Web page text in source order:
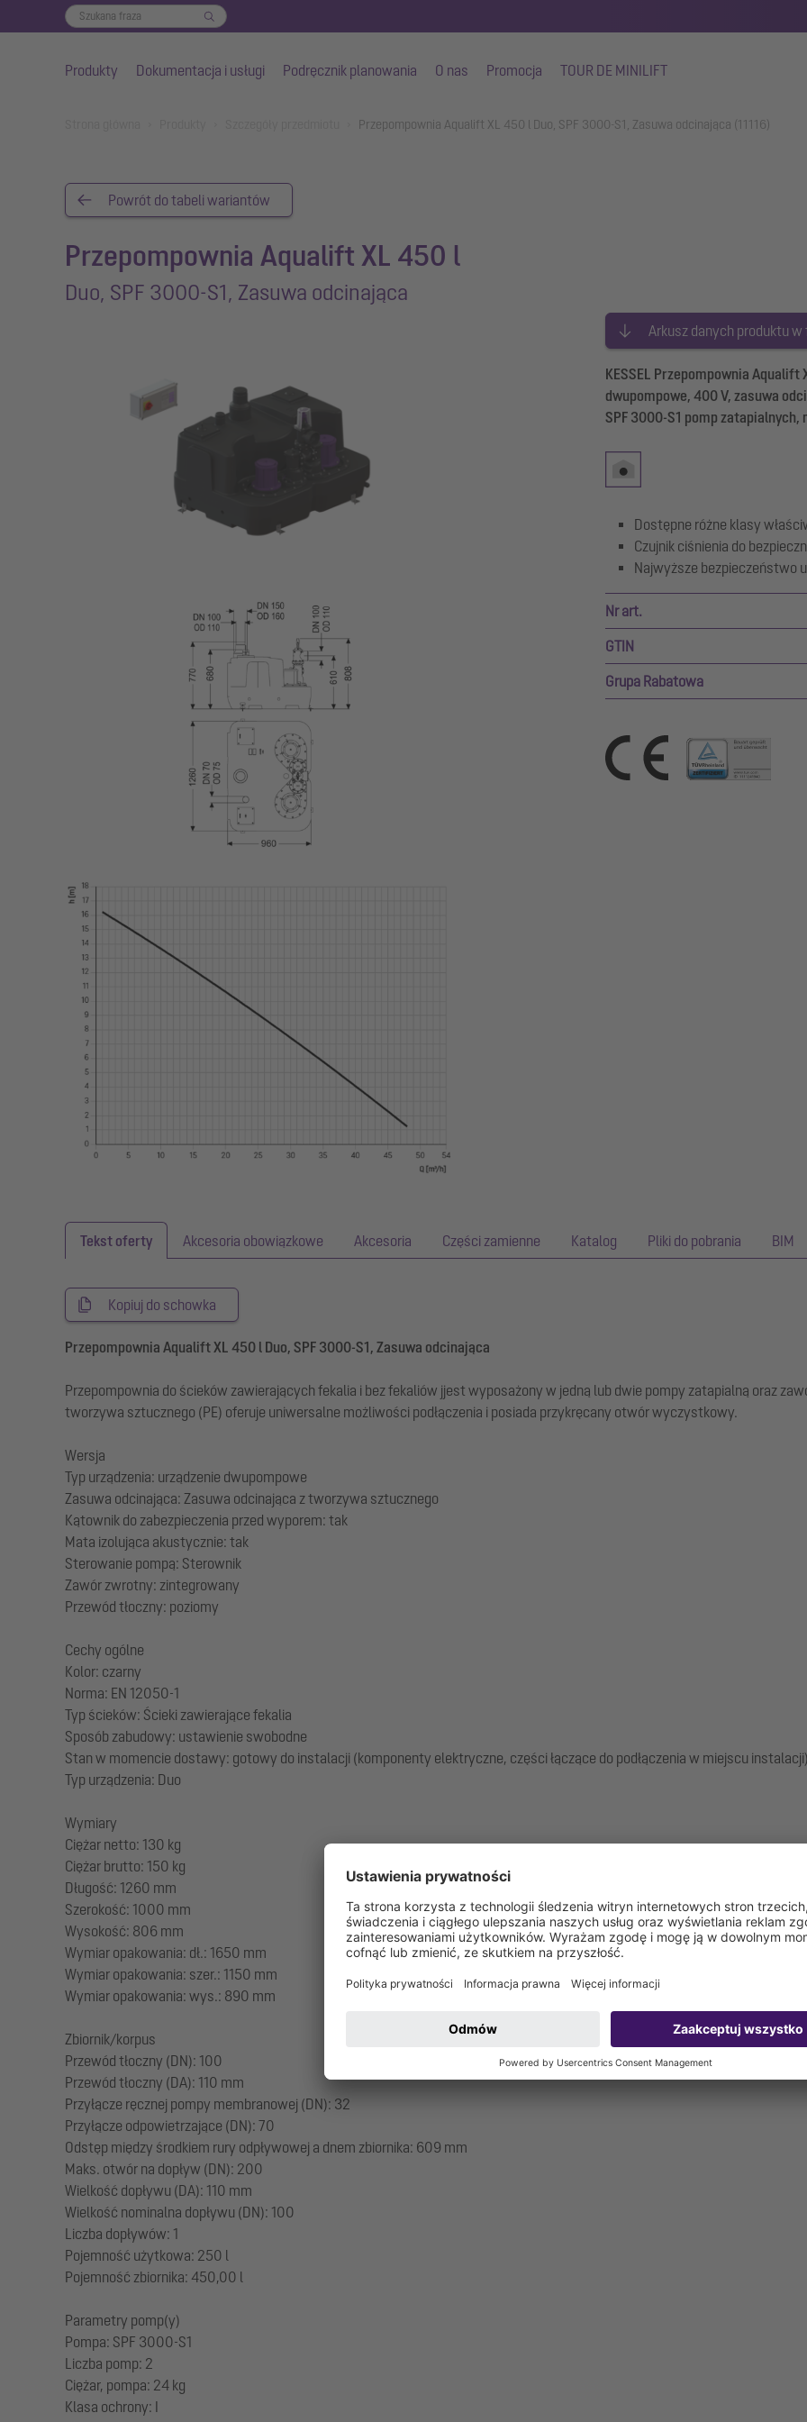
Produkty Dokumentacja i usługi Podręcznik planowania O nas Promocja TOUR DE MINILIFT
Przepompownia Aqualift XL 450 l Duo, SPF 3000-S1, Zasuwa odcinająca (11116)
Powrót do tabeli wariantów
Przepompownia Aqualift XL 450 l
Duo, SPF 3000-S1, Zasuwa odcinająca
Arkusz danych produktu w
KESSEL Przepompownia
dwupompowe, 400 V, zasuwa
SPF 3000-S1 pomp
Dostępne różne klasy
Czujnik ciśnienia do
Najwyższe bezpieczeństwo
Nr art.
GTIN
Grupa Rabatowa
Tekst oferty Akcesoria obowiązkowe Akcesoria Części zamienne Katalog Pliki do pobrania BIM
Kopiuj do schowka
Przepompownia Aqualift XL 450 l Duo, SPF 3000-S1, Zasuwa odcinająca
Przepompownia do ścieków zawierających fekalia i bez fekaliów jjest wyposażony w jedną lub dwie pompy zatapialną oraz
tworzywa sztucznego (PE) oferuje uniwersalne możliwości podłączenia i posiada przykręcany otwór wyczystkowy.
Wersja
Typ urządzenia: urządzenie dwupompowe
Zasuwa odcinająca: Zasuwa odcinająca z tworzywa sztucznego
Kątownik do zabezpieczenia przed wyporem: tak
Mata izolująca akustycznie: tak
Sterowanie pompą: Sterownik
Zawór zwrotny: zintegrowany
Przewód tłoczny: poziomy
Cechy ogólne
Kolor: czarny
Norma: EN 12050-1
Typ ścieków: Ścieki zawierające fekalia
Sposób zabudowy: ustawienie swobodne
Stan w momencie dostawy: gotowy do instalacji (komponenty elektryczne, części łączące do podłączenia w miejscu
Typ urządzenia: Duo
Wymiary
Ciężar netto: 130 kg
Ciężar brutto: 150 kg
Długość: 1260 mm
Szerokość: 1000 mm
Wysokość: 806 mm
Wymiar opakowania: dł.: 1650 mm
Wymiar opakowania: szer.: 1150 mm
Wymiar opakowania: wys.: 890 mm
Zbiornik/korpus
Przewód tłoczny (DN): 100
Przewód tłoczny (DA): 110 mm
Przyłącze ręcznej pompy membranowej (DN): 32
Przyłącze odpowietrzające (DN): 70
Odstęp między środkiem rury odpływowej a dnem zbiornika: 609 mm
Maks. otwór na dopływ (DN): 200
Wielkość dopływu (DA): 110 mm
Wielkość nominalna dopływu (DN): 100
Liczba dopływów: 1
Pojemność użytkowa: 250 l
Pojemność zbiornika: 450,00 l
Parametry pomp(y)
Pompa: SPF 3000-S1
Liczba pomp: 2
Ciężar, pompa: 24 kg
Klasa ochrony: I